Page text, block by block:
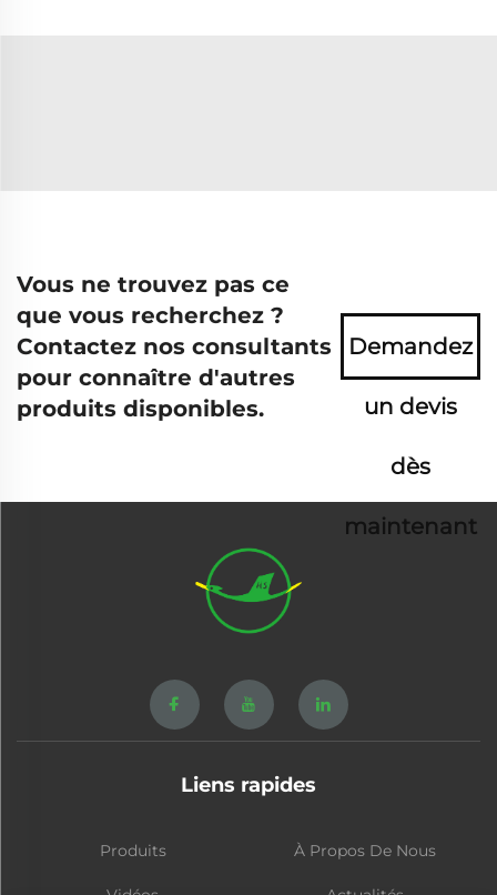
Vous ne trouvez pas ce
que vous recherchez ?
Contactez nos consultants
pour connaître d'autres
produits disponibles.
Demandez
un devis
dès
maintenant
Liens rapides
Produits À Propos De Nous